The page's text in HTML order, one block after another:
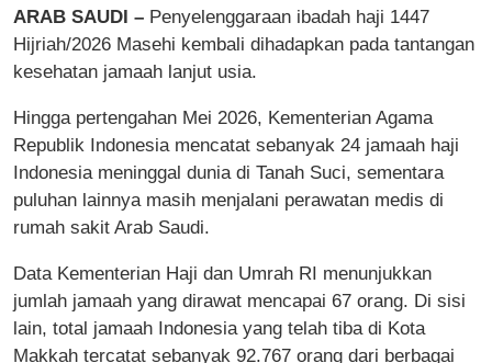
ARAB SAUDI – Penyelenggaraan ibadah haji 1447
Hijriah/2026 Masehi kembali dihadapkan pada tantangan
kesehatan jamaah lanjut usia.
Hingga pertengahan Mei 2026, Kementerian Agama
Republik Indonesia mencatat sebanyak 24 jamaah haji
Indonesia meninggal dunia di Tanah Suci, sementara
puluhan lainnya masih menjalani perawatan medis di
rumah sakit Arab Saudi.
Data Kementerian Haji dan Umrah RI menunjukkan
jumlah jamaah yang dirawat mencapai 67 orang. Di sisi
lain, total jamaah Indonesia yang telah tiba di Kota
Makkah tercatat sebanyak 92.767 orang dari berbagai